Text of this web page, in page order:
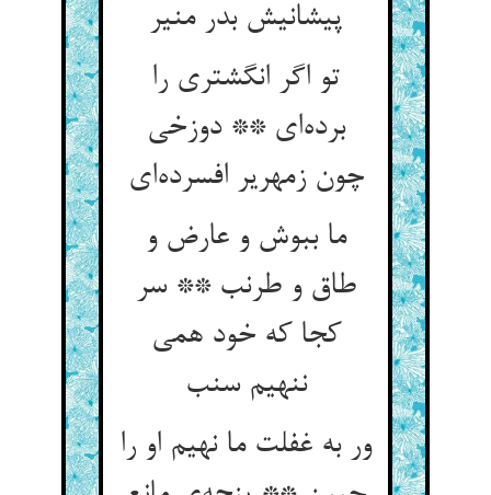
پیشانیش بدر منیر
تو اگر انگشتری را
برده‌ای ** دوزخی
چون زمهریر افسرده‌ای
ما ببوش و عارض و
طاق و طرنب ** سر
کجا که خود همی
ننهیم سنب
ور به غفلت ما نهیم او را